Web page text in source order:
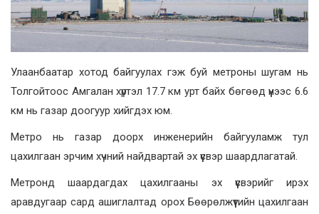
Улаанбаатар хотод байгуулах гэж буй метроны шугам нь
Толгойтоос Амгалан хүртэл 17.7 км урт байх бөгөөд үүнээс 6.6
км нь газар доогуур хийгдэх юм.
Метро нь газар доорх инженерийн байгууламж тул
цахилгаан эрчим хүчний найдвартай эх үүсвэр шаардлагатай.
Метронд шаардагдах цахилгааны эх үүсвэрийг ирэх
аравдугаар сард ашиглалтад орох Бөөрөлжүүтийн цахилгаан